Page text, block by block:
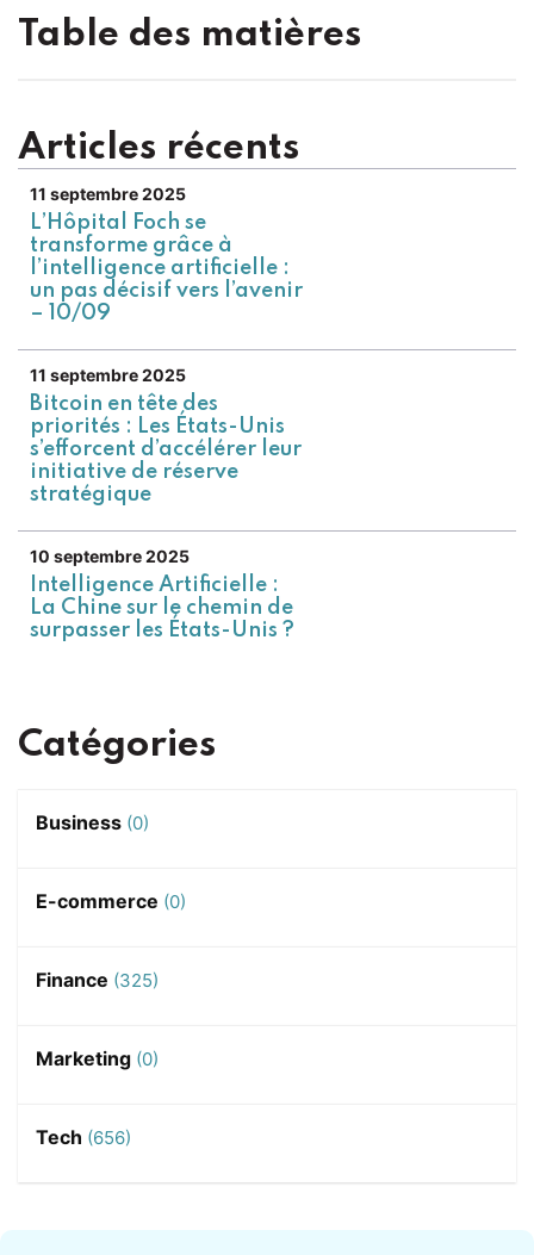
Table des matières
Articles récents
11 septembre 2025
L’Hôpital Foch se
transforme grâce à
l’intelligence artificielle :
un pas décisif vers l’avenir
– 10/09
11 septembre 2025
Bitcoin en tête des
priorités : Les États-Unis
s’efforcent d’accélérer leur
initiative de réserve
stratégique
10 septembre 2025
Intelligence Artificielle :
La Chine sur le chemin de
surpasser les États-Unis ?
Catégories
Business (0)
E-commerce (0)
Finance (325)
Marketing (0)
Tech (656)